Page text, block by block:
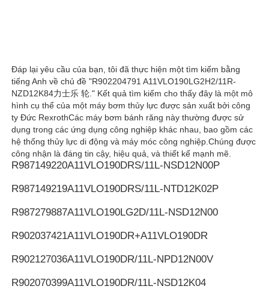
Yêu cầu báo giá
Bơm thủy lực Rexroth
Máy bơm thủy lực Parker
Máy bơm thủy lực Vickers
Phụ kiện bộ lọc Rexroth
Đáp lại yêu cầu của bạn, tôi đã thực hiện một tìm kiếm bằng
tiếng Anh về chủ đề "R902204791 A11VLO190LG2H2/11R-
NZD12K84力士乐 轮." Kết quả tìm kiếm cho thấy đây là một mô
hình cụ thể của một máy bơm thủy lực được sản xuất bởi công
ty Đức RexrothCác máy bơm bánh răng này thường được sử
dụng trong các ứng dụng công nghiệp khác nhau, bao gồm các
hệ thống thủy lực di động và máy móc công nghiệp.Chúng được
công nhận là đáng tin cậy, hiệu quả, và thiết kế mạnh mẽ.
R987149220A11VLO190DRS/11L-NSD12N00P
R987149219A11VLO190DRS/11L-NTD12K02P
R987279887A11VLO190LG2D/11L-NSD12N00
R902037421A11VLO190DR+A11VLO190DR
R902127036A11VLO190DR/11L-NPD12N00V
R902070399A11VLO190DR/11L-NSD12K04